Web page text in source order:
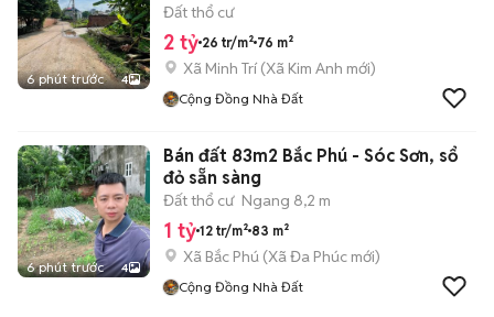
6 phút trước 4
Đất thổ cư
2 tỷ 26 tr/m² 76 m²
Xã Minh Trí (Xã Kim Anh mới)
Cộng Đồng Nhà Đất
6 phút trước 4
Bán đất 83m2 Bắc Phú - Sóc Sơn, sổ
đỏ sẵn sàng
Đất thổ cư Ngang 8,2 m
1 tỷ 12 tr/m² 83 m²
Xã Bắc Phú (Xã Đa Phúc mới)
Cộng Đồng Nhà Đất